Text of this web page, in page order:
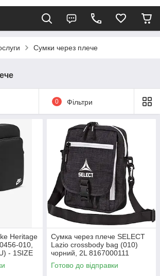
Сумки через плече
0 Фільтри
Heritage
010,
- 1SIZE
Сумка через плече SELECT
Lazio crossbody bag (010)
чорний, 2L 8167000111
Готово до відправки